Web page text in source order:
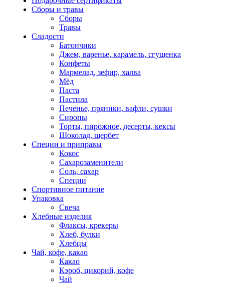
Сборы и травы
Сборы
Травы
Сладости
Батончики
Джем, варенье, карамель, сгущенка
Конфеты
Мармелад, зефир, халва
Мёд
Паста
Пастила
Печенье, пряники, вафли, сушки
Сиропы
Торты, пирожное, десерты, кексы
Шоколад, щербет
Специи и приправы
Кокос
Сахарозаменители
Соль, сахар
Специи
Спортивное питание
Упаковка
Свеча
Хлебные изделия
Флаксы, крекеры
Хлеб, булки
Хлебцы
Чай, кофе, какао
Какао
Кэроб, цикорий, кофе
Чай